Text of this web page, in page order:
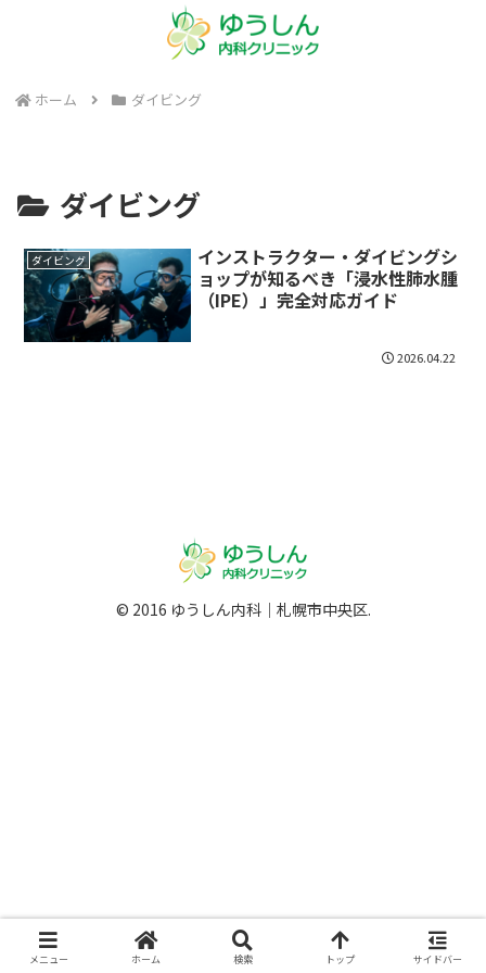
ホーム ダイビング
ダイビング
ダイビング
インストラクター・ダイビングシ
ョップが知るべき「浸水性肺水腫
（IPE）」完全対応ガイド
2026.04.22
© 2016 ゆうしん内科｜札幌市中央区.
メニュー ホーム 検索 トップ サイドバー